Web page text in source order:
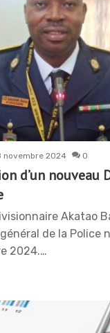
novembre 2024 0
d’un nouveau
Akatao
de la Police
2024.…